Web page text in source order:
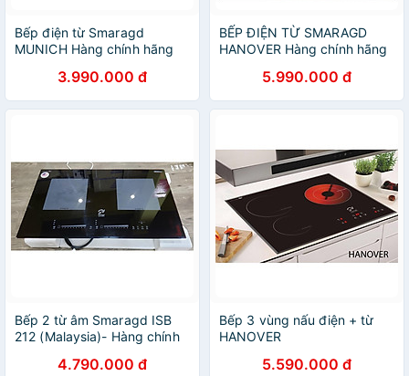
Bếp điện từ Smaragd
MUNICH Hàng chính hãng
3.990.000 đ
BẾP ĐIỆN TỪ SMARAGD
HANOVER Hàng chính hãng
5.990.000 đ
Bếp 2 từ âm Smaragd ISB
212 (Malaysia)- Hàng chính
4.790.000 đ
Bếp 3 vùng nấu điện + từ
HANOVER
5.590.000 đ